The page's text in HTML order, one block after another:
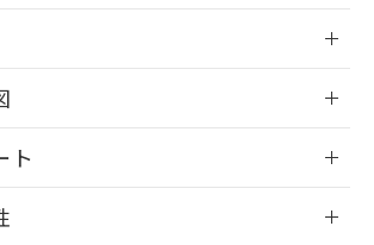
ト
された部品リストについて、当社
び当社の共同利用者が、当社の製
サービスに関するお客様との取
・商談に必要な範囲で利用すること
ご了承ください。
同利用に関して"
証明書ダウンロード
有証明書をダウンロードするこ
指令（10物質）の非含有証明書
含有証明書（当社基準）
確認です。当社販売部門へお問
ださい。